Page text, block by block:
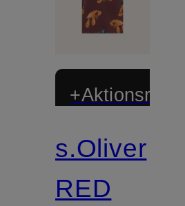
+Aktionsrabatt
s.Oliver
RED